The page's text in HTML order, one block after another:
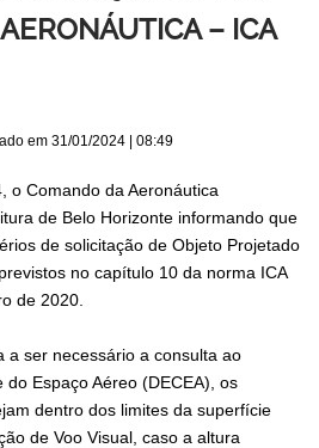
– ICA
em 31/01/2024 | 08:49
o Comando da Aeronáutica
de Belo Horizonte informando que
de solicitação de Objeto Projetado
no capítulo 10 da norma ICA
de 2020.
a ser necessário a consulta ao
Espaço Aéreo (DECEA), os
dentro dos limites da superfície
de Voo Visual, caso a altura